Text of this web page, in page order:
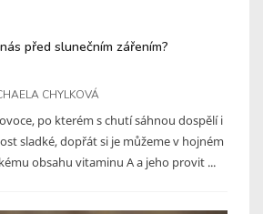
před slunečním zářením?
CHYLKOVÁ
po kterém s chutí sáhnou dospělí i
sladké, dopřát si je můžeme v hojném
obsahu vitaminu A a jeho provit ...